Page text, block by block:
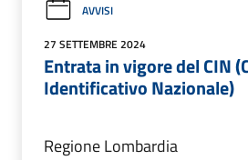
AVVISI
27 SETTEMBRE 2024
Entrata in vigore del CIN
Identificativo Nazionale)
Regione Lombardia